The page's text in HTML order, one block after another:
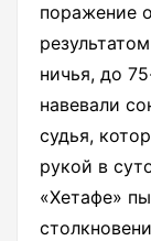
поражение
ничья, до
навевали
судья,
рукой в
«Хетафе»